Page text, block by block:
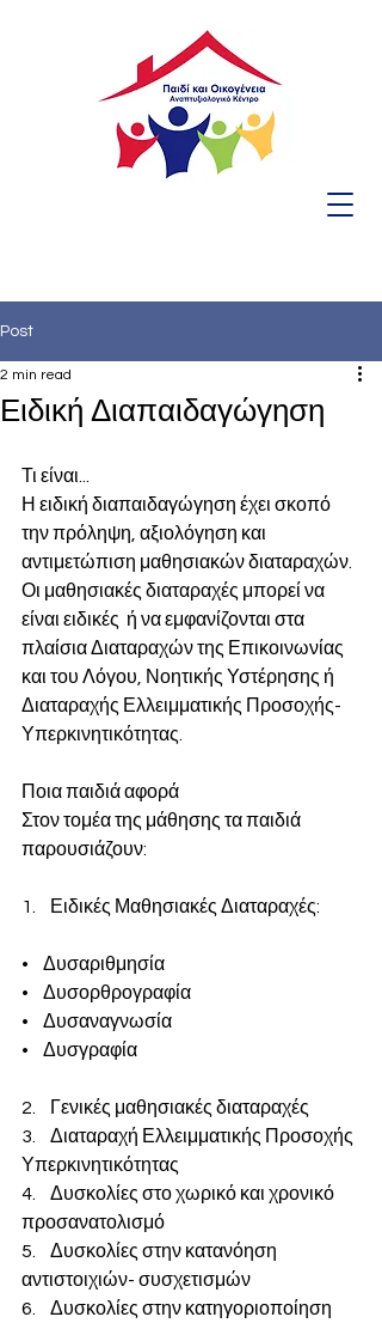
Post
Ειδική Διαπαιδαγώγηση
2 min read
Τι είναι...
Η ειδική διαπαιδαγώγηση έχει σκοπό
την πρόληψη, αξιολόγηση και
αντιμετώπιση μαθησιακών διαταραχών.
Οι μαθησιακές διαταραχές μπορεί να
είναι ειδικές  ή να εμφανίζονται στα
πλαίσια Διαταραχών της Επικοινωνίας
και του Λόγου, Νοητικής Υστέρησης ή
Διαταραχής Ελλειμματικής Προσοχής-
Υπερκινητικότητας.
Ποια παιδιά αφορά
Στον τομέα της μάθησης τα παιδιά
παρουσιάζουν:
1.    Ειδικές Μαθησιακές Διαταραχές:
•    Δυσαριθμησία
•    Δυσορθρογραφία
•    Δυσαναγνωσία
•    Δυσγραφία
2.    Γενικές μαθησιακές διαταραχές
3.    Διαταραχή Ελλειμματικής Προσοχής
Υπερκινητικότητας
4.    Δυσκολίες στο χωρικό και χρονικό
προσανατολισμό
5.    Δυσκολίες στην κατανόηση
αντιστοιχιών- συσχετισμών
6.    Δυσκολίες στην κατηγοριοποίηση